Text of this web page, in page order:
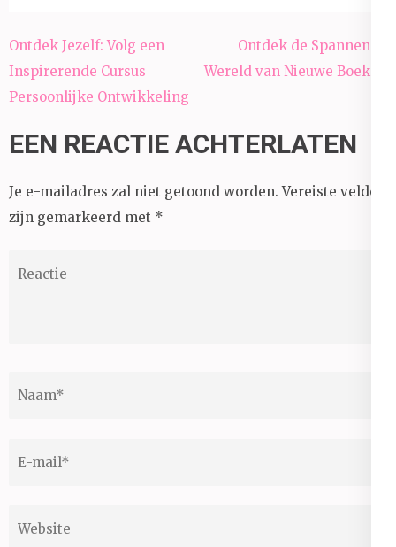
Berichtnavigatie
Ontdek Jezelf: Volg een
Inspirerende Cursus
Persoonlijke Ontwikkeling
Ontdek de Spannende
Wereld van Nieuwe Boeken
EEN REACTIE ACHTERLATEN
Je e-mailadres zal niet getoond worden. Vereiste velden
zijn gemarkeerd met *